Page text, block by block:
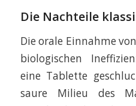
Die Nachteile
Die orale Einnahme
biologischen
eine Tablette
saure Milieu des